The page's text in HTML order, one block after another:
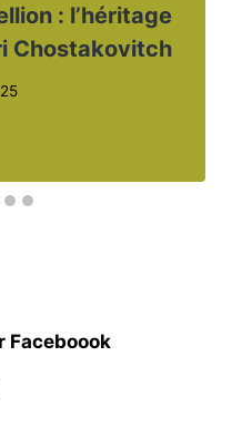
: l’héritage
Chostakovitch
Faceboook